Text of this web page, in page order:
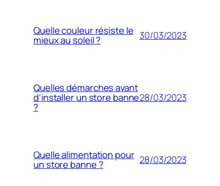
Quelle couleur résiste le
mieux au soleil ? 30/03/2023
Quelles démarches avant
d’installer un store banne
?
28/03/2023
Quelle alimentation pour
un store banne ? 28/03/2023